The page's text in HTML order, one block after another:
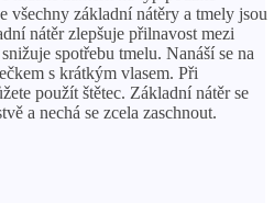
všechny základní nátěry a tmely jsou
nátěr zlepšuje přilnavost mezi
spotřebu tmelu. Nanáší se na
s krátkým vlasem. Při
použít štětec. Základní nátěr se
a nechá se zcela zaschnout.